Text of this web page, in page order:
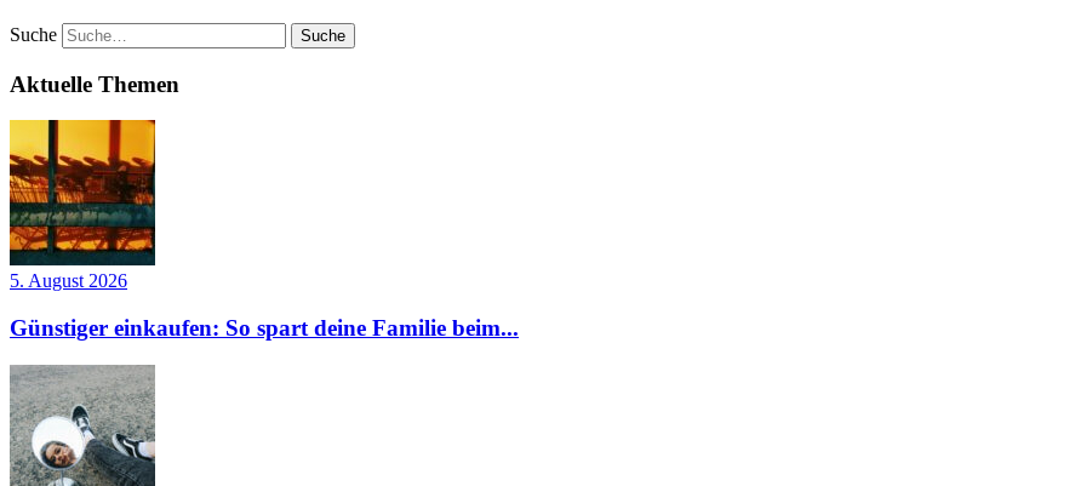
Suche
Aktuelle Themen
5. August 2026
Günstiger einkaufen: So spart deine Familie beim...